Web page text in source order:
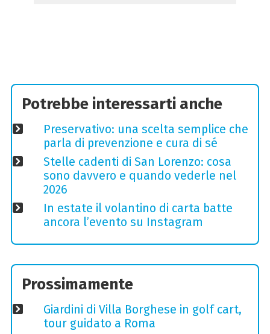
Potrebbe interessarti anche
Preservativo: una scelta semplice che
parla di prevenzione e cura di sé
Stelle cadenti di San Lorenzo: cosa
sono davvero e quando vederle nel
2026
In estate il volantino di carta batte
ancora l’evento su Instagram
Prossimamente
Giardini di Villa Borghese in golf cart,
tour guidato a Roma